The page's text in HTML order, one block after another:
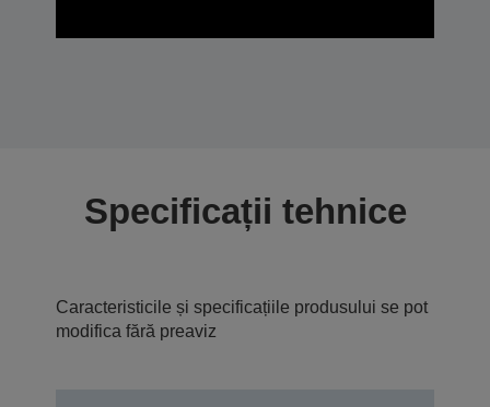
Specificații tehnice
Caracteristicile și specificațiile produsului se pot
modifica fără preaviz